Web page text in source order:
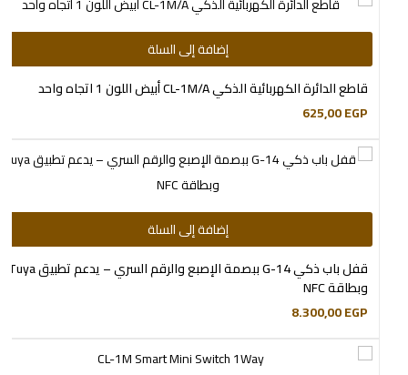
إضافة إلى السلة
قاطع الدائرة الكهربائية الذكي CL-1M/A أبيض اللون 1 اتجاه واحد
625,00EGP
إضافة إلى السلة
قفل باب ذكي G-14 ببصمة الإصبع والرقم السري – يدعم تطبيق Tuya
وبطاقة NFC
8.300,00EGP